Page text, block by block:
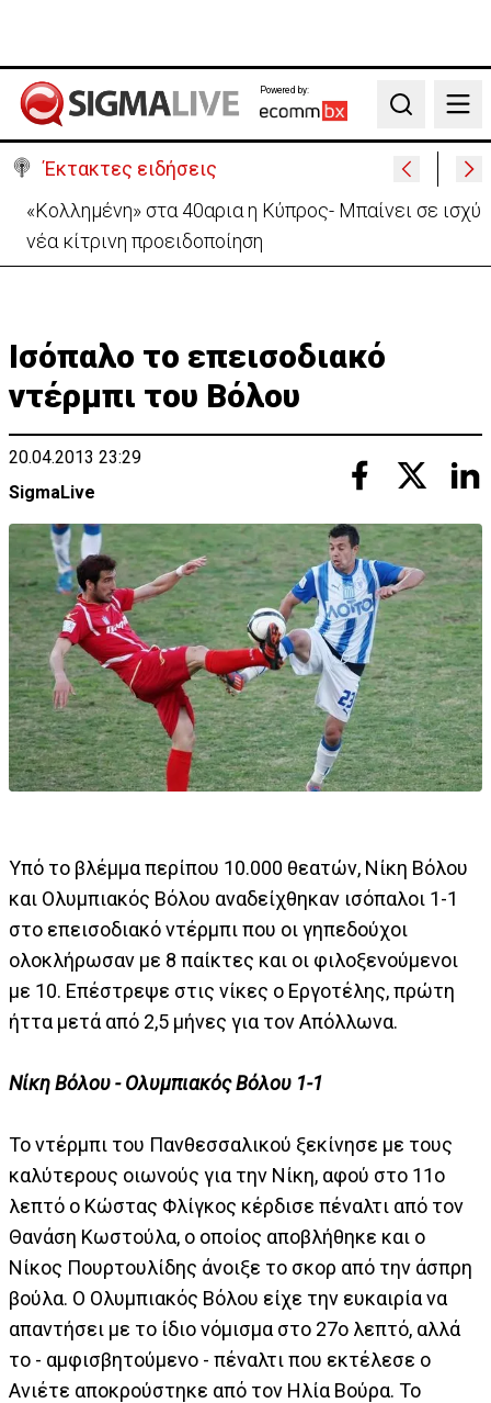
Powered by:
Search
Έκτακτες ειδήσεις
«Κολλημένη» στα 40αρια η Κύπρος- Μπαίνει σε ισχύ
νέα κίτρινη προειδοποίηση
Ισόπαλο το επεισοδιακό
ντέρμπι του Βόλου
20.04.2013 23:29
SigmaLive
Υπό το βλέμμα περίπου 10.000 θεατών, Νίκη Βόλου
και Ολυμπιακός Βόλου αναδείχθηκαν ισόπαλοι 1-1
στο επεισοδιακό ντέρμπι που οι γηπεδούχοι
ολοκλήρωσαν με 8 παίκτες και οι φιλοξενούμενοι
με 10. Επέστρεψε στις νίκες ο Εργοτέλης, πρώτη
ήττα μετά από 2,5 μήνες για τον Απόλλωνα.
Νίκη Βόλου - Ολυμπιακός Βόλου 1-1
Το ντέρμπι του Πανθεσσαλικού ξεκίνησε με τους
καλύτερους οιωνούς για την Νίκη, αφού στο 11ο
λεπτό ο Κώστας Φλίγκος κέρδισε πέναλτι από τον
Θανάση Κωστούλα, ο οποίος αποβλήθηκε και ο
Νίκος Πουρτουλίδης άνοιξε το σκορ από την άσπρη
βούλα. Ο Ολυμπιακός Βόλου είχε την ευκαιρία να
απαντήσει με το ίδιο νόμισμα στο 27ο λεπτό, αλλά
το - αμφισβητούμενο - πέναλτι που εκτέλεσε ο
Ανιέτε αποκρούστηκε από τον Ηλία Βούρα. Το